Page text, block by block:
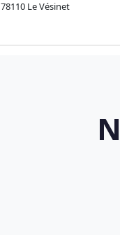
78110 Le Vésinet